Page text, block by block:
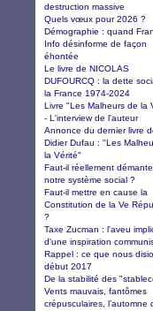
destruction massive
Quels vœux pour 2026 ?
Démographie : quand
Info désinforme de façon
éhontée
Le livre de NICOLAS
DUFOURCQ : la dette
la France 1974-2024
Livre "Les Malheurs de la
- L'interview de l'auteur
Annonce du dernier livre
Didier Dufau : "Les
la Vérité"
Faut-il réellement
notre système social ?
Faut-il mettre en cause la
Constitution de la Ve
?
Taxe Zucman : l'aveu
d'une inspiration
Rappel : ce que nous
début 2017
De la stabilité des
Vents mauvais, fantômes
crépusculaires, l’automne